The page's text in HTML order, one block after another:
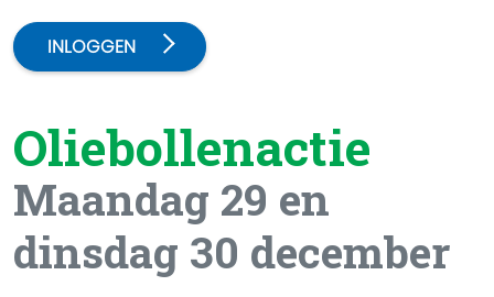
INLOGGEN
Oliebollenactie
Maandag 29 en
dinsdag 30 december